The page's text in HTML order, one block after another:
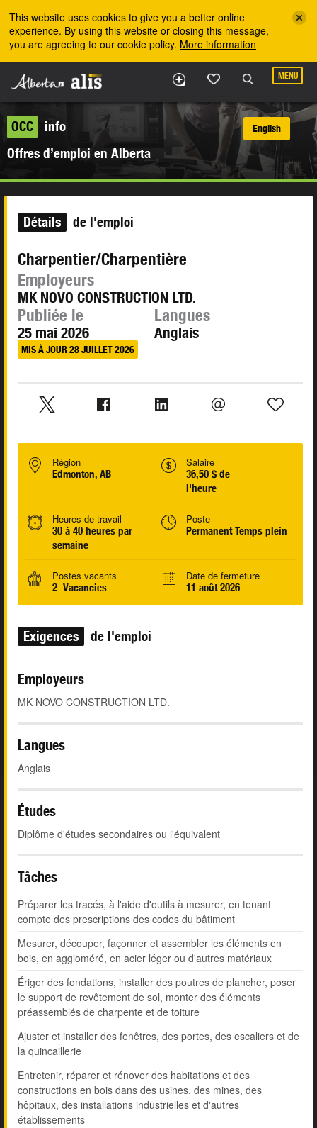
This website uses cookies to give you a better online
experience. By using this website or closing this message,
you are agreeing to our cookie policy. More information
MENU
OCC
info
Offres d’emploi en Alberta
English
Détails de l'emploi
Charpentier/Charpentière
Employeurs
MK NOVO CONSTRUCTION LTD.
Publiée le
25 mai 2026
MIS À JOUR 28 JUILLET 2026
Langues
Anglais
Région
Edmonton, AB
Salaire
36,50 $ de
l'heure
Heures de travail
30 à 40 heures par
semaine
Poste
Permanent Temps plein
Postes vacants
2 Vacancies
Date de fermeture
11 août 2026
Exigences de l'emploi
Employeurs
MK NOVO CONSTRUCTION LTD.
Langues
Anglais
Études
Diplôme d'études secondaires ou l'équivalent
Tâches
Préparer les tracés, à l'aide d'outils à mesurer, en tenant
compte des prescriptions des codes du bâtiment
Mesurer, découper, façonner et assembler les éléments en
bois, en aggloméré, en acier léger ou d'autres matériaux
Ériger des fondations, installer des poutres de plancher, poser
le support de revêtement de sol, monter des éléments
préassemblés de charpente et de toiture
Ajuster et installer des fenêtres, des portes, des escaliers et de
la quincaillerie
Entretenir, réparer et rénover des habitations et des
constructions en bois dans des usines, des mines, des
hôpitaux, des installations industrielles et d'autres
établissements